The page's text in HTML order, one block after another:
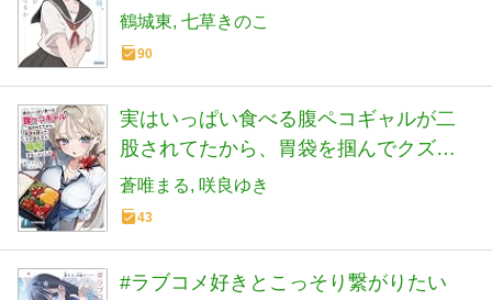
鶴城東 七草きのこ
90
実はいっぱい食べる腹ペコギャルが二
股されてたから、胃袋を掴んでクズ彼
氏から略奪することにした (ファンタジ
ア文庫)
蒼唯まる 咲良ゆき
43
#ラブコメ好きとこっそり繋がりたい